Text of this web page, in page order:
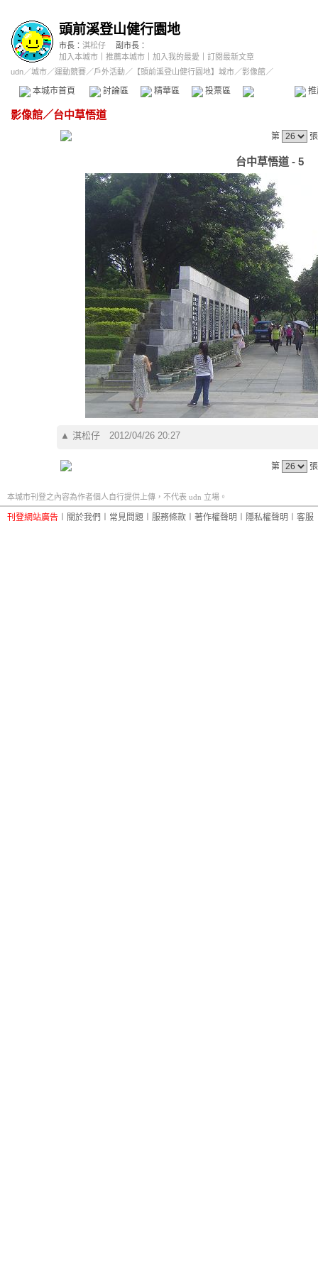
頭前溪登山健行園地
市長： 淇松仔
副市長：
加入本城市
推薦本城市 加入我的最愛
訂閱最新文章
udn／城市／運動競賽／戶外活動／ 【頭前溪登山健行園地】城市／影像館／
本城市首頁 討論區 精華區 投票區 影像館
影像館／台中草悟道
第
台中草悟道 - 5
▲ 淇松仔 2012/04/26 20:27
第
本城市刊登之內容為作者個人自行提供上傳，不代表 udn 立場。
刊登網站廣告 關於我們 常見問題 服務條款 著作權聲明 隱私權聲明 客服